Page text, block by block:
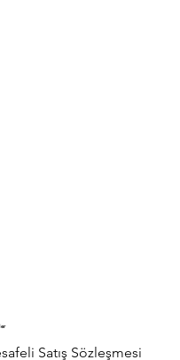
Satış Sözleşmesi